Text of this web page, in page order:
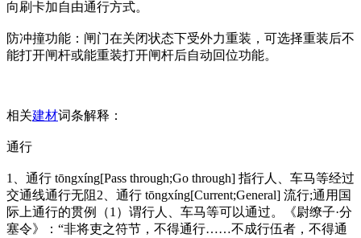
向刷卡加自由通行方式。
防冲撞功能：闸门在关闭状态下受外力重装，可选择重装后不
能打开闸杆或能重装打开闸杆后自动回位功能。
相关建材词条解释：
通行
1、通行 tōngxíng[Pass through;Go through] 指行人、车马等经过
交通线通行无阻2、通行 tōngxíng[Current;General] 流行;通用国
际上通行的贯例（1）谓行人、车马等可以通过。《尉缭子·分
塞令》：“非将吏之符节，不得通行……不成行伍者，不得通